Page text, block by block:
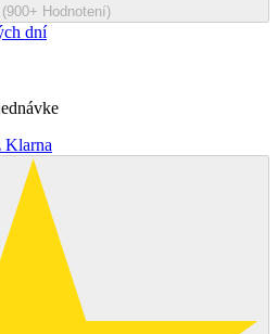
Hodnotení)
dní
Klarna